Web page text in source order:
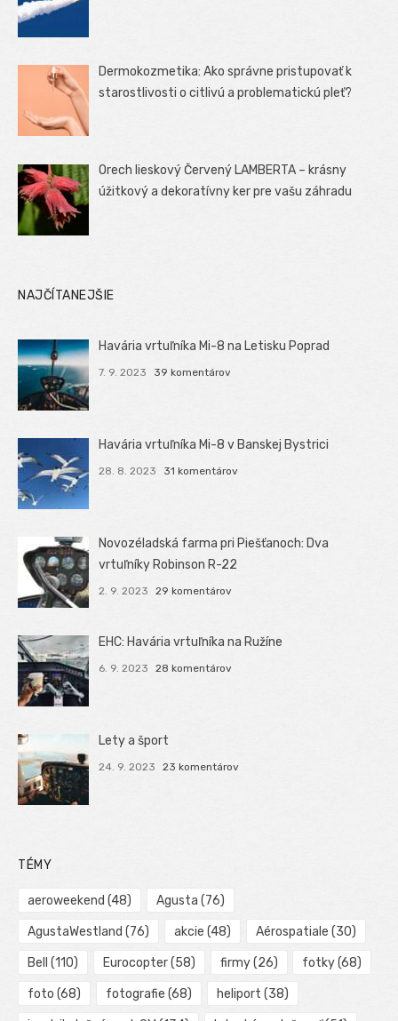
Dermokozmetika: Ako správne pristupovať k
starostlivosti o citlivú a problematickú pleť?
Orech lieskový Červený LAMBERTA – krásny
úžitkový a dekoratívny ker pre vašu záhradu
NAJČÍTANEJŠIE
Havária vrtuľníka Mi-8 na Letisku Poprad
7. 9. 2023 39 komentárov
Havária vrtuľníka Mi-8 v Banskej Bystrici
28. 8. 2023 31 komentárov
Novozéladská farma pri Piešťanoch: Dva
vrtuľníky Robinson R-22
2. 9. 2023 29 komentárov
EHC: Havária vrtuľníka na Ružíne
6. 9. 2023 28 komentárov
Lety a šport
24. 9. 2023 23 komentárov
TÉMY
aeroweekend (48) Agusta (76)
AgustaWestland (76) akcie (48) Aérospatiale (30)
Bell (110) Eurocopter(58) firmy(26) fotky(68)
foto (68) fotografie (68) heliport (38)